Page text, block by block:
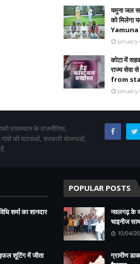
यमुना जल
को
January
कोटा में
राज्य
from
January
राजस्थान के राजनीतिक,
की घटनाओं, सरकारी योजनाओं,
शर्मा का शानदार
शूटिंग में जीता
POPULAR POSTS
नवलगढ़ के
चाइनीज
10/04/
ग्रामीण